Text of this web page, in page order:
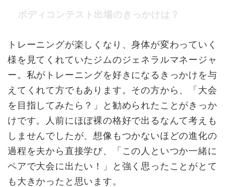
ボディコンテスト出場のきっかけは？
トレーニングが楽しくなり、身体が変わっていく
様を見てくれていたジムのジェネラルマネージャ
ー。私がトレーニングを好きになるきっかけを与
えてくれて方でもあります。その方から、「大会
を目指してみたら？」と勧められたことがきっか
けです。人前にほぼ裸の格好で出るなんて考えも
しませんでしたが、想像もつかないほどの進化の
過程を夫から直接学び、「この人といつか一緒に
ペアで大会に出たい！」と強く思ったことがとて
も大きかったと思います。